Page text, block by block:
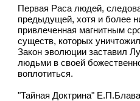
Первая Раса людей,
предыдущей, хотя и более
привлеченная магнитным
существ, которых
Закон эволюции заставил
людьми в своей
воплотиться.
"Тайная Доктрина"